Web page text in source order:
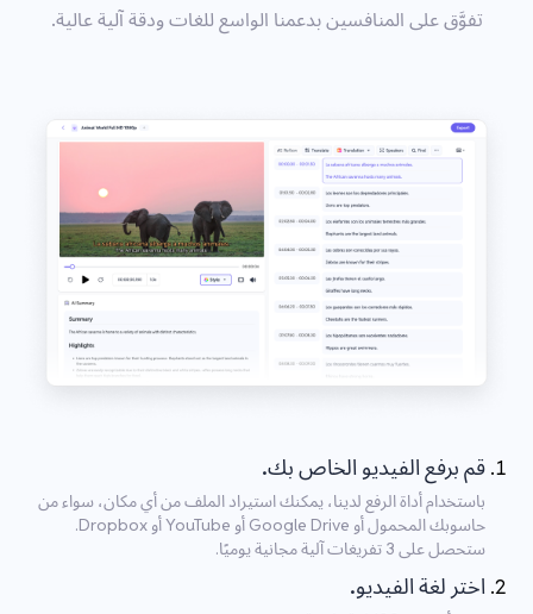
تفوَّق على المنافسين بدعمنا الواسع للغات ودقة آلية عالية.
قم برفع الفيديو الخاص بك.
باستخدام أداة الرفع لدينا، يمكنك استيراد الملف من أي مكان، سواء من
حاسوبك المحمول أو Google Drive أو YouTube أو Dropbox.
ستحصل على 3 تفريغات آلية مجانية يوميًا.
اختر لغة الفيديو.